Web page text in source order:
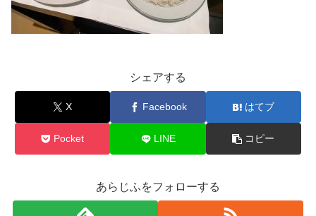
シェアする
X Facebook はてブ
Pocket LINE コピー
あらじふをフォローする